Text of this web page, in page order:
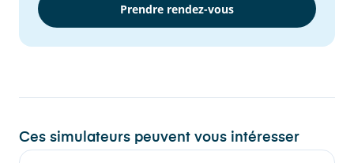
Prendre rendez-vous
Ces simulateurs peuvent vous intéresser